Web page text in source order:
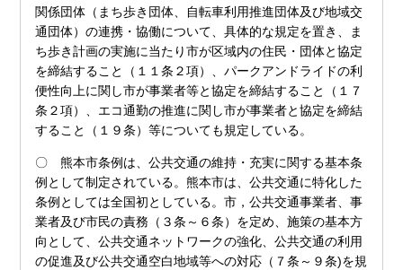
関係団体（まち歩き団体、自転車利用推進団体及び地域交
通団体）の連携・協働について、具体的な規定を置き、ま
ち歩き計画の実施に当たり市が区域内の住民・団体と協定
を締結すること（１１条２項）、パークアンドライドの利
便性向上に関し市が事業者等と協定を締結すること（１７
条２項）、エコ通勤の推進に関し市が事業者と協定を締結
すること（１９条）等についても規定している。
〇 熊本市条例は、公共交通の維持・充実に関する基本条
例として制定されている。熊本市は、公共交通に特化した
条例としては全国初としている。市，公共交通事業者、事
業者及び市民の責務（３条～６条）を定め、施策の基本方
向として、公共交通ネットワークの強化、公共交通の利用
の促進及び公共交通空白地域等への対応（７条～９条)を規